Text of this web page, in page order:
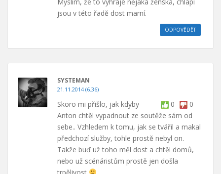
jsou v této řadě dost marní.
ODPOVĚDĚT
SYSTEMAN
21.11.2014 (6.36)
0 0
Skoro mi přišlo, jak kdyby
Anton chtěl vypadnout ze soutěže sám od
sebe.. Vzhledem k tomu, jak se tvářil a makal
předchozí služby, tohle prostě nebyl on.
Takže buď už toho měl dost a chtěl domů,
nebo už scénáristům prostě jen došla